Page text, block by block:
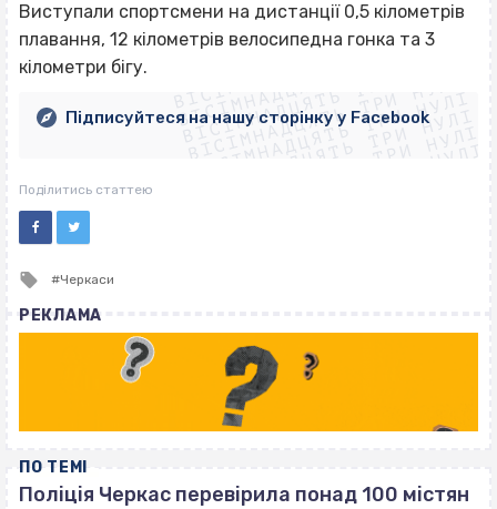
Виступали спортсмени на дистанції 0,5 кілометрів
плавання, 12 кілометрів велосипедна гонка та 3
кілометри бігу.
ВІСІМНАДЦЯТЬ ТРИ НУЛІ
ВІСІМНАДЦЯТЬ ТРИ НУЛІ
ВІСІМНАДЦЯТЬ ТРИ НУЛІ
ВІСІМНАДЦЯТЬ ТРИ НУЛІ
ВІСІМНАДЦЯТЬ ТРИ НУЛІ
ВІСІМНАДЦЯТЬ ТРИ НУЛІ
ВІСІМНАДЦЯТЬ ТРИ НУЛІ
ВІСІМНАДЦЯТЬ ТРИ НУЛІ
Підписуйтеся на нашу сторінку у Facebook
Поділитись статтею
Tagged
Черкаси
РЕКЛАМА
ПО ТЕМІ
Поліція Черкас перевірила понад 100 містян